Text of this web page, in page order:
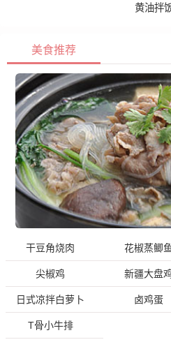
黄油拌
美食推荐
干豆角烧肉 花椒蒸鲫鱼
尖椒鸡 新疆大盘
日式凉拌白萝卜 卤鸡蛋
T骨小牛排